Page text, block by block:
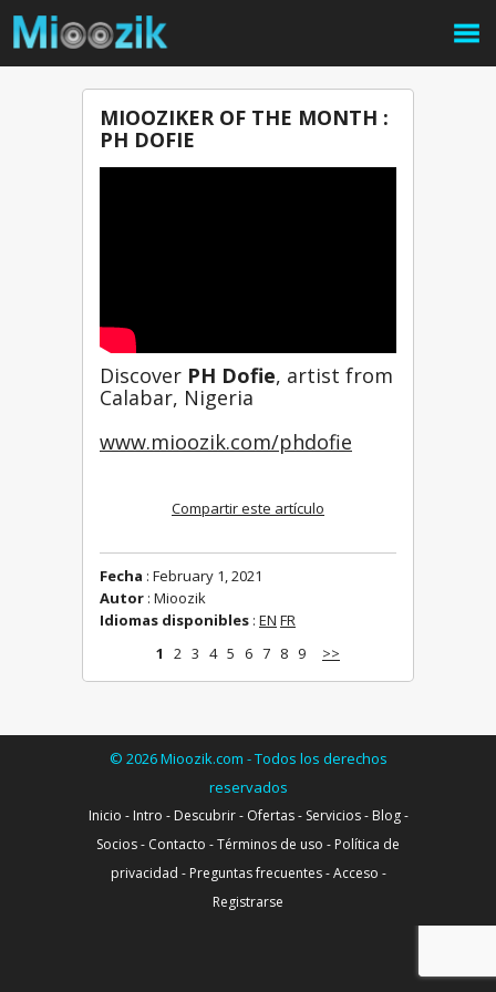
MIOOZIKER OF THE MONTH :
PH DOFIE
Discover PH Dofie, artist from
Calabar, Nigeria
www.mioozik.com/phdofie
Compartir este artículo
Fecha : February 1, 2021
Autor : Mioozik
Idiomas disponibles : EN FR
1
2 3 4 5 6 7 8 9 >>
© 2026Mioozik.com - Todos los derechos
reservados
Inicio - Intro - Descubrir- Ofertas- Servicios- Blog-
Socios- Contacto -Términos de uso - Política de
privacidad - Preguntas frecuentes-Acceso -
Registrarse